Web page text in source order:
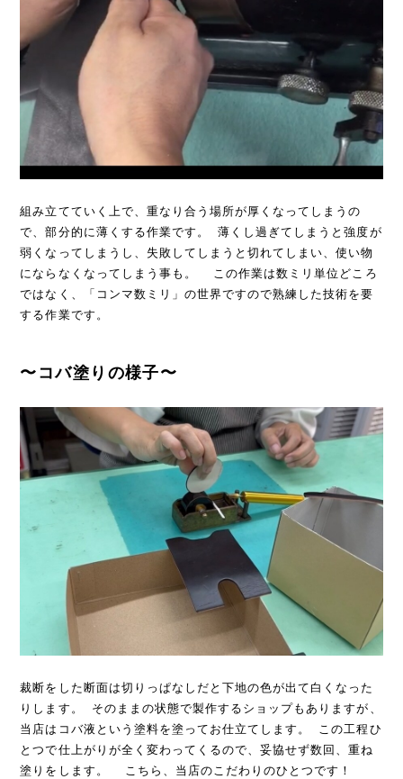
組み立てていく上で、重なり合う場所が厚くなってしまうの
で、部分的に薄くする作業です。 薄くし過ぎてしまうと強度が
弱くなってしまうし、失敗してしまうと切れてしまい、使い物
にならなくなってしまう事も。 この作業は数ミリ単位どころ
ではなく、「コンマ数ミリ」の世界ですので熟練した技術を要
する作業です。
〜コバ塗りの様子〜
裁断をした断面は切りっぱなしだと下地の色が出て白くなった
りします。 そのままの状態で製作するショップもありますが、
当店はコバ液という塗料を塗ってお仕立てします。 この工程ひ
とつで仕上がりが全く変わってくるので、妥協せず数回、重ね
塗りをします。 こちら、当店のこだわりのひとつです！